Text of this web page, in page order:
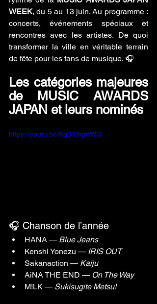
WEEK, du 5 au 13 juin. Au programme :
concerts, événements spéciaux et
rencontres avec les artistes. De quoi
transformer la ville en véritable terrain
de fête pour les fans de musique. 🎧
Les catégories majeures
de MUSIC AWARDS
JAPAN et leurs nominés
https://youtu.be/Kq3il0tgmWQ
🎧 Chanson de l’année
HANA — Blue Jeans
Kenshi Yonezu — IRIS OUT
Sakanaction — Kaiju
AiNA THE END — On The Way
M!LK — Sukisugite Metsu!